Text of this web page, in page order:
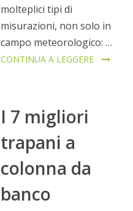
molteplici tipi di
misurazioni, non solo in
campo meteorologico: …
CONTINUA A LEGGERE
I 7 migliori
trapani a
colonna da
banco